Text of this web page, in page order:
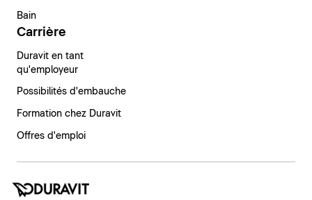
Bain
Carrière
Duravit en tant
qu'employeur
Possibilités d'embauche
Formation chez Duravit
Offres d'emploi